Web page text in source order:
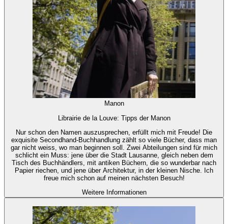
Manon
Librairie de la Louve: Tipps der Manon
Nur schon den Namen auszusprechen, erfüllt mich mit Freude! Die
exquisite Secondhand-Buchhandlung zählt so viele Bücher, dass man
gar nicht weiss, wo man beginnen soll. Zwei Abteilungen sind für mich
schlicht ein Muss: jene über die Stadt Lausanne, gleich neben dem
Tisch des Buchhändlers, mit antiken Büchern, die so wunderbar nach
Papier riechen, und jene über Architektur, in der kleinen Nische. Ich
freue mich schon auf meinen nächsten Besuch!
Weitere Informationen